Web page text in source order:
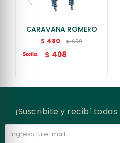
CARAVANA ROMERO
$ 480 $ 690
$ 408
¡Suscribite y recibí